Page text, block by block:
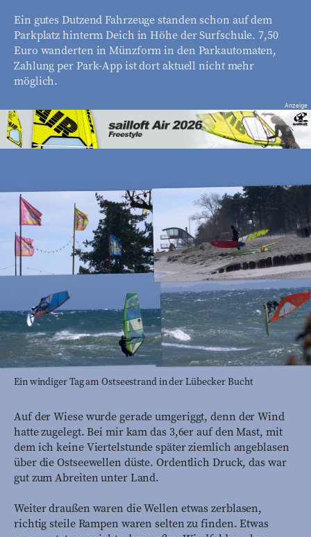
Ein gutes Dutzend Fahrzeuge standen schon auf dem
Parkplatz hinterm Deich in Höhe der Surfschule. 7,50
Euro wanderten in Münzform in den Parkautomaten,
Zahlung per Park-App ist dort aktuell nicht mehr
möglich.
Ein windiger Tag am Ostseestrand in der Lübecker Bucht
Auf der Wiese wurde gerade umgeriggt, denn der Wind
hatte zugelegt. Bei mir kam das 3,6er auf den Mast, mit
dem ich keine Viertelstunde später ziemlich angeblasen
über die Ostseewellen düste. Ordentlich Druck, das war
gut zum Abreiten unter Land.
Weiter draußen waren die Wellen etwas zerblasen,
richtig steile Rampen waren selten zu finden. Etwas